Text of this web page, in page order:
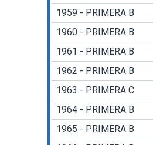
1959 - PRIMERA B
1960 - PRIMERA B
1961 - PRIMERA B
1962 - PRIMERA B
1963 - PRIMERA C
1964 - PRIMERA B
1965 - PRIMERA B